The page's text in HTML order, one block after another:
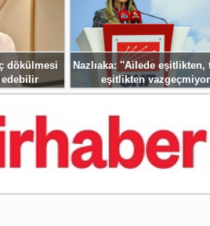
dökülmesi
edebilir
Nazlıaka: ''Ailede eşitlikten,
eşitlikten